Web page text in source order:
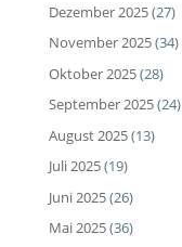
Dezember 2025(27)
November 2025(34)
Oktober 2025(28)
September 2025(24)
August 2025(13)
Juli 2025(19)
Juni 2025(26)
Mai 2025(36)